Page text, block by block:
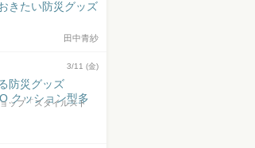
きたい防災グッズ
田中青紗
3/11 (金)
防災グッズ
クッション型多
ップ「スタイルスト